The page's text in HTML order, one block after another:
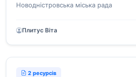
Новодністровська міська рада
Плитус Віта
2 ресурсів